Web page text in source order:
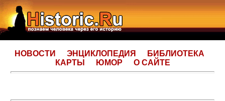
НОВОСТИ ЭНЦИКЛОПЕДИЯ
БИБЛИОТЕКА
КАРТЫ
ЮМОР О САЙТЕ